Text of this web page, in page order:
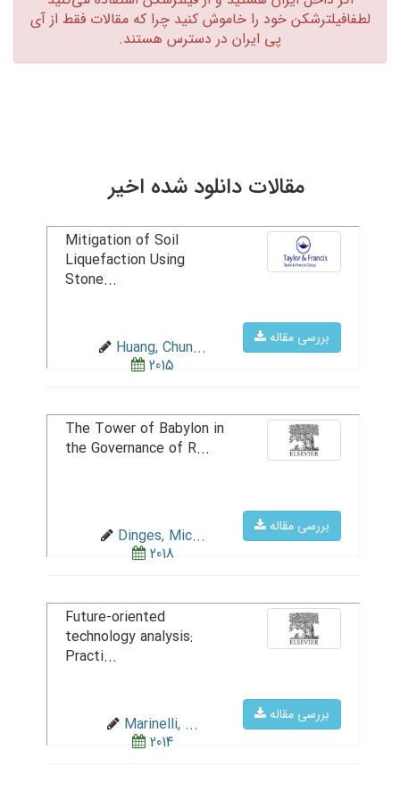
لطفافیلترشکن خود را خاموش کنید چرا که مقالات فقط از آی
پی ایران در دسترس هستند.‏
مقالات دانلود شده اخیر
بررسی مقاله
Mitigation of Soil
Liquefaction Using
Stone...
Huang, Chun...
2015
بررسی مقاله
The Tower of Babylon in
the Governance of R...
Dinges, Mic...
2018
بررسی مقاله
Future-oriented
technology analysis:
Practi...
Marinelli, ...
2014